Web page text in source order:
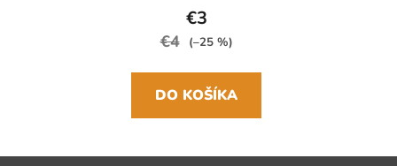
€3
€4 (–25 %)
DO KOŠÍKA